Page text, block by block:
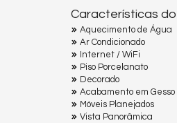
Características
Aquecimento de Água
Ar Condicionado
Internet / WiFi
Piso Porcelanato
Decorado
Acabamento em Gesso
Móveis Planejados
Vista Panorâmica